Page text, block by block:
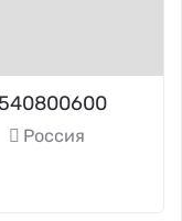
Россия